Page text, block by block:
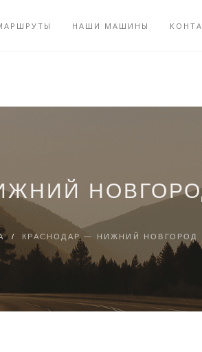
НАШИ МАШИНЫ
/ КРАСНОДАР — НИЖНИЙ НОВГОРОД